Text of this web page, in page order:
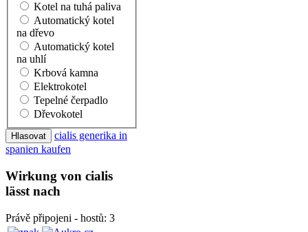
Kotel na tuhá paliva
Automatický kotel
na dřevo
Automatický kotel
na uhlí
Krbová kamna
Elektrokotel
Tepelné čerpadlo
Dřevokotel
cialis generika in
spanien kaufen
Wirkung von cialis
lässt nach
Právě připojeni - hostů: 3